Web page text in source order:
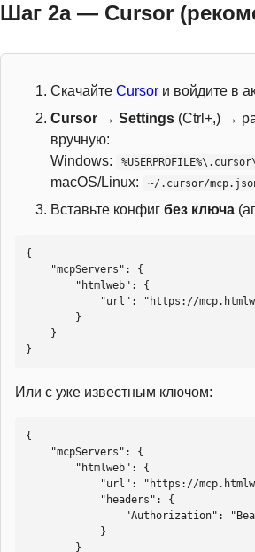
Шаг 2a — Cursor
Скачайте Cursor и войдите в
Cursor → Settings (Ctrl+,) →
вручную:
Windows:
macOS/Linux: ~/.cursor/
Вставьте конфиг без ключа
{
}
Или с уже известным ключом:
{